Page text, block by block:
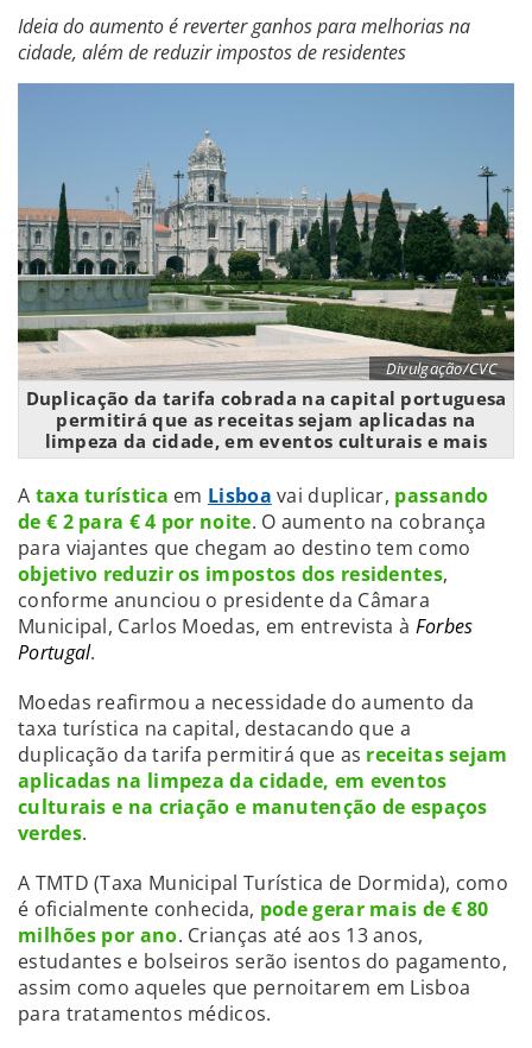
Ideia do aumento é reverter ganhos para melhorias na
cidade, além de reduzir impostos de residentes
Divulgação/CVC
Duplicação da tarifa cobrada na capital portuguesa
permitirá que as receitas sejam aplicadas na
limpeza da cidade, em eventos culturais e mais
A taxa turística em Lisboa vai duplicar, passando
de € 2 para € 4 por noite. O aumento na cobrança
para viajantes que chegam ao destino tem como
objetivo reduzir os impostos dos residentes,
conforme anunciou o presidente da Câmara
Municipal, Carlos Moedas, em entrevista à Forbes
Portugal.
Moedas reafirmou a necessidade do aumento da
taxa turística na capital, destacando que a
duplicação da tarifa permitirá que as receitas sejam
aplicadas na limpeza da cidade, em eventos
culturais e na criação e manutenção de espaços
verdes.
A TMTD (Taxa Municipal Turística de Dormida), como
é oficialmente conhecida, pode gerar mais de € 80
milhões por ano. Crianças até aos 13 anos,
estudantes e bolseiros serão isentos do pagamento,
assim como aqueles que pernoitarem em Lisboa
para tratamentos médicos.